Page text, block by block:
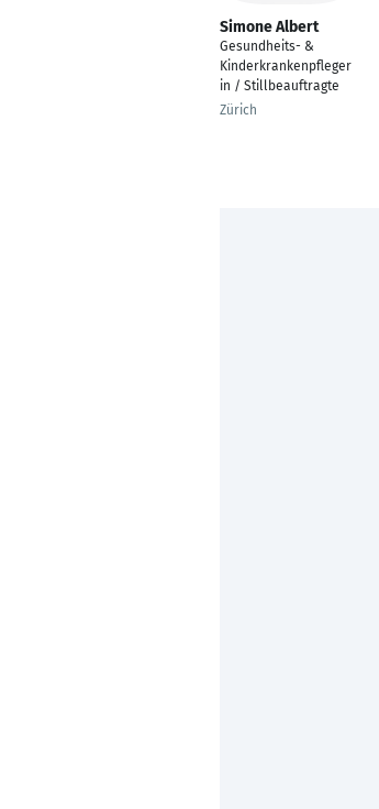
Simone Albert
Gesundheits- &
Kinderkrankenpfleger
in / Stillbeauftragte
Zürich